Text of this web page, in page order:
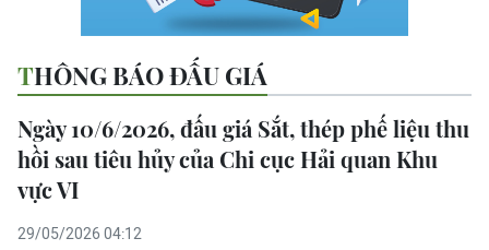
THÔNG BÁO ĐẤU GIÁ
Ngày 10/6/2026, đấu giá Sắt, thép phế liệu thu
hồi sau tiêu hủy của Chi cục Hải quan Khu
vực VI
29/05/2026 04:12